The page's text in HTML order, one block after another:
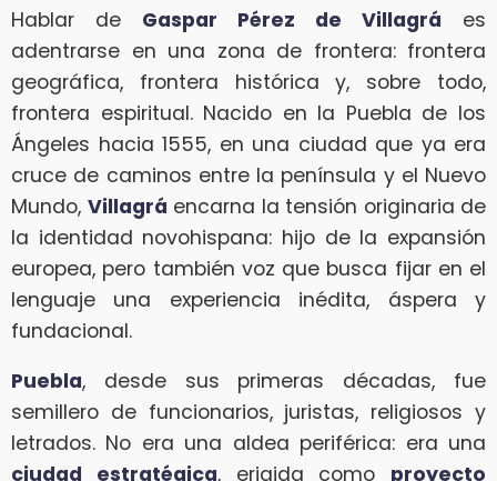
Hablar de Gaspar Pérez de Villagrá es
adentrarse en una zona de frontera: frontera
geográfica, frontera histórica y, sobre todo,
frontera espiritual. Nacido en la Puebla de los
Ángeles hacia 1555, en una ciudad que ya era
cruce de caminos entre la península y el Nuevo
Mundo, Villagrá encarna la tensión originaria de
la identidad novohispana: hijo de la expansión
europea, pero también voz que busca fijar en el
lenguaje una experiencia inédita, áspera y
fundacional.
Puebla, desde sus primeras décadas, fue
semillero de funcionarios, juristas, religiosos y
letrados. No era una aldea periférica: era una
ciudad estratégica, erigida como proyecto